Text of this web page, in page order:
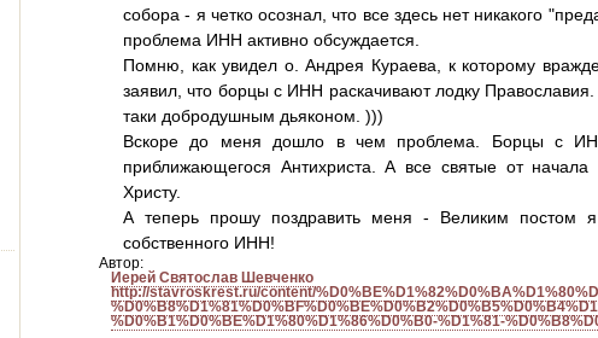
собора - я четко осознал, что все здесь нет никакого
проблема ИНН активно обсуждается.
Помню, как увидел о. Андрея Кураева, к которому
заявил, что борцы с ИНН раскачивают лодку
таки добродушным дьяконом. )))
Вскоре до меня дошло в чем проблема. Борцы с
приближающегося Антихриста. А все святые от
Христу.
А теперь прошу поздравить меня - Великим постом я
собственного ИНН!
Автор:
Иерей Святослав Шевченко
http://stavroskrest.ru/content/
%D0%B1%D0%BE%D1%80%D1%86%D0%B0-%D1%81-